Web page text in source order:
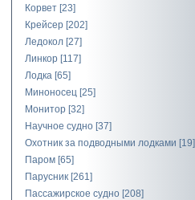
Корвет [23]
Крейсер [202]
Ледокол [27]
Линкор [117]
Лодка [65]
Миноносец [25]
Монитор [32]
Научное судно [37]
Охотник за подводными лодками [19]
Паром [65]
Парусник [261]
Пассажирское судно [208]